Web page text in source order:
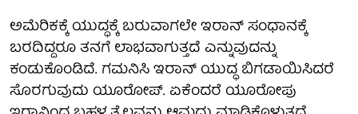
ಅಮೆರಿಕಕ್ಕೆ ಯುದ್ಧಕ್ಕೆ ಬರುವಾಗಲೇ ಇರಾನ್ ಸಂಧಾನಕ್ಕೆ
ಬರದಿದ್ದರೂ ತನಗೆ ಲಾಭವಾಗುತ್ತದೆ ಎನ್ನುವುದನ್ನು
ಕಂಡುಕೊಂಡಿದೆ. ಗಮನಿಸಿ ಇರಾನ್ ಯುದ್ಧ ಬಿಗಡಾಯಿಸಿದರೆ
ಸೊರಗುವುದು ಯೂರೋಪ್. ಏಕೆಂದರೆ ಯೂರೋಪು